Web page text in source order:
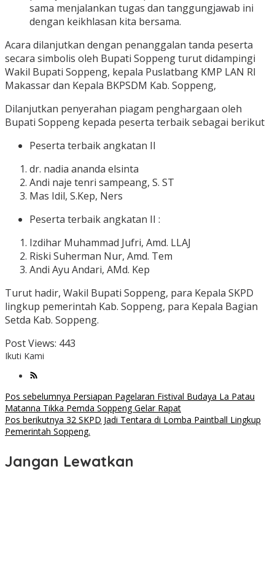
sama menjalankan tugas dan tanggungjawab ini
dengan keikhlasan kita bersama.
Acara dilanjutkan dengan penanggalan tanda peserta
secara simbolis oleh Bupati Soppeng turut didampingi
Wakil Bupati Soppeng, kepala Puslatbang KMP LAN RI
Makassar dan Kepala BKPSDM Kab. Soppeng,
Dilanjutkan penyerahan piagam penghargaan oleh
Bupati Soppeng kepada peserta terbaik sebagai berikut
Peserta terbaik angkatan II
dr. nadia ananda elsinta
Andi naje tenri sampeang, S. ST
Mas Idil, S.Kep, Ners
Peserta terbaik angkatan II :
Izdihar Muhammad Jufri, Amd. LLAJ
Riski Suherman Nur, Amd. Tem
Andi Ayu Andari, AMd. Kep
Turut hadir, Wakil Bupati Soppeng, para Kepala SKPD
lingkup pemerintah Kab. Soppeng, para Kepala Bagian
Setda Kab. Soppeng.
Post Views: 443
Ikuti Kami
Navigasi
pos
Pos sebelumnya Persiapan Pagelaran Fistival Budaya La Patau
Matanna Tikka Pemda Soppeng Gelar Rapat
Pos berikutnya 32 SKPD Jadi Tentara di Lomba Paintball Lingkup
Pemerintah Soppeng.
Jangan Lewatkan